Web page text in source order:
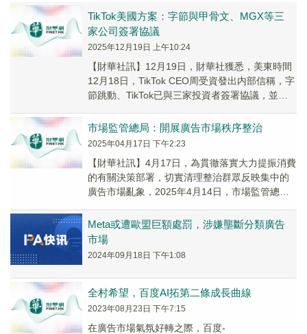
TikTok美國方案：字節與甲骨文、MGX等三
家公司簽署協議
2025年12月19日 上午10:24
【財華社訊】12月19日，財華社獲悉，美東時間
12月18日，TikTok CEO周受資發出内部信稱，字
節跳動、TikTok已與三家投資者簽署協議，並將
市場監管總局：開展廣告市場秩序整治
2025年04月17日 下午2:23
【財華社訊】4月17日，為貫徹落實大力提振消費
的有關決策部署，切實清理整治群眾反映集中的
廣告市場亂象，2025年4月14日，市場監管總局
Meta或遭歐盟巨額處罰，涉嫌壟斷分類廣告
市場
2024年09月18日 下午1:08
全村希望，百度AI拓第二條成長曲線
2023年08月23日 下午7:15
在廣告市場氣氛好轉之際，百度-